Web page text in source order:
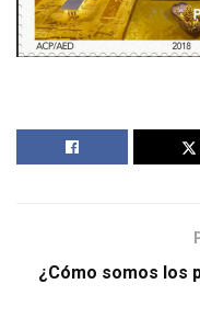
¿Cómo somos los